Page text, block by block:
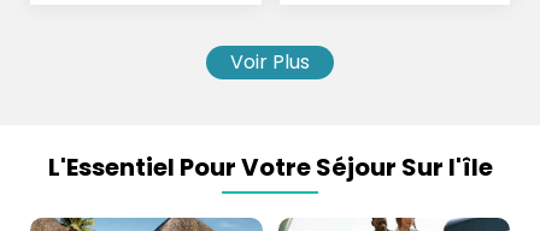
Voir Plus
L'Essentiel Pour Votre Séjour Sur l'île